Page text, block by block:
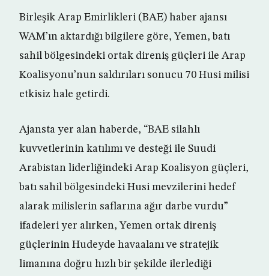
Birleşik Arap Emirlikleri (BAE) haber ajansı
WAM’ın aktardığı bilgilere göre, Yemen, batı
sahil bölgesindeki ortak direniş güçleri ile Arap
Koalisyonu’nun saldırıları sonucu 70 Husi milisi
etkisiz hale getirdi.
Ajansta yer alan haberde, “BAE silahlı
kuvvetlerinin katılımı ve desteği ile Suudi
Arabistan liderliğindeki Arap Koalisyon güçleri,
batı sahil bölgesindeki Husi mevzilerini hedef
alarak milislerin saflarına ağır darbe vurdu”
ifadeleri yer alırken, Yemen ortak direniş
güçlerinin Hudeyde havaalanı ve stratejik
limanına doğru hızlı bir şekilde ilerlediği